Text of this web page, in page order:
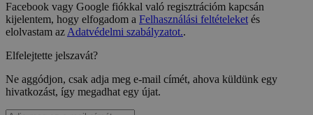
Facebook vagy Google fiókkal való regisztrációm kapcsán
kijelentem, hogy elfogadom a Felhasználási feltételeketés
elolvastam azAdatvédelmi szabályzatot..
Elfelejtette jelszavát?
Ne aggódjon, csak adja meg e-mail címét, ahova küldünk egy
hivatkozást, így megadhat egy újat.